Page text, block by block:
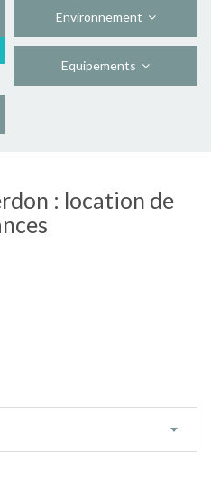
Environnement
Equipements
: location de